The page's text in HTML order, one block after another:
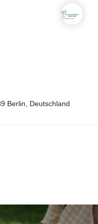
Berlin, Deutschland